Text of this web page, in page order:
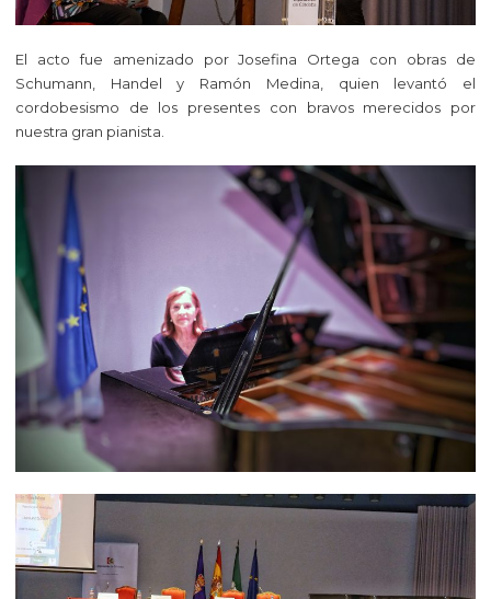
El acto fue amenizado por Josefina Ortega con obras de
Schumann, Handel y Ramón Medina, quien levantó el
cordobesismo de los presentes con bravos merecidos por
nuestra gran pianista.